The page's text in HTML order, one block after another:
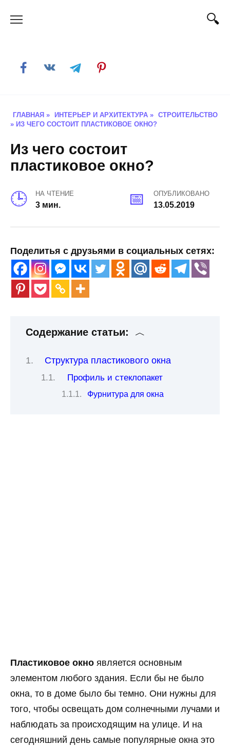
ГЛАВНАЯ » ИНТЕРЬЕР И АРХИТЕКТУРА »
СТРОИТЕЛЬСТВО
» ИЗ ЧЕГО СОСТОИТ ПЛАСТИКОВОЕ ОКНО?
Из чего состоит
пластиковое окно?
НА ЧТЕНИЕ
3 мин.
ОПУБЛИКОВАНО
13.05.2019
Поделитья с друзьями в социальных сетях:
Содержание статьи:
Структура пластикового окна
Профиль и стеклопакет
Фурнитура для окна
Пластиковое окно является основным
элементом любого здания. Если бы не было
окна, то в доме было бы темно. Они нужны для
того, чтобы освещать дом солнечными лучами и
наблюдать за происходящим на улице. И на
сегодняшний день самые популярные окна это